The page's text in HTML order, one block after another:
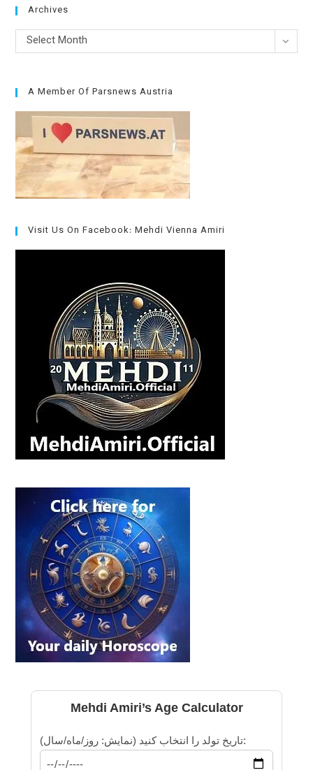
Archives
Archives
Select Month
A Member Of Parsnews Austria
Visit Us On Facebook: Mehdi Vienna Amiri
Mehdi Amiri’s Age Calculator
تاریخ تولد را انتخاب کنید (نمایش: روز/ماه/سال):